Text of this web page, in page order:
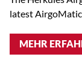
latest
MEHR